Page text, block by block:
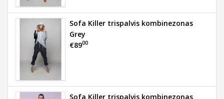
Sofa Killer trispalvis kombinezonas
Grey
€8900
Sofa Killer trispalvis kombinezonas